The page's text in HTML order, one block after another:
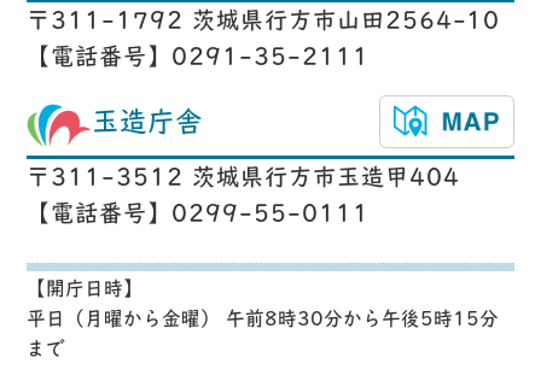
〒311-1792 茨城県行方市山田2564-10
【電話番号】0291-35-2111
玉造庁舎
〒311-3512 茨城県行方市玉造甲404
【電話番号】0299-55-0111
【開庁日時】
平日（月曜から金曜） 午前8時30分から午後5時15分
まで